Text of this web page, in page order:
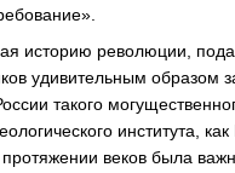
историю революции,
удивительным образом
такого
института,
протяжении веков была